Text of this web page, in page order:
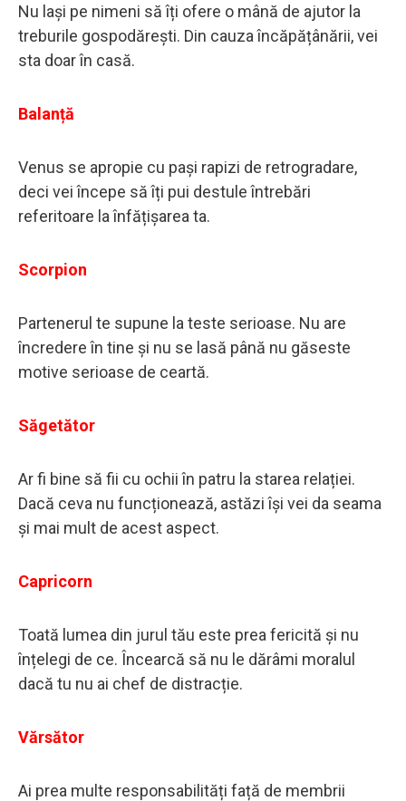
Nu lași pe nimeni să îți ofere o mână de ajutor la
treburile gospodărești. Din cauza încăpățânării, vei
sta doar în casă.
Balanță
Venus se apropie cu pași rapizi de retrogradare,
deci vei începe să îți pui destule întrebări
referitoare la înfățișarea ta.
Scorpion
Partenerul te supune la teste serioase. Nu are
încredere în tine și nu se lasă până nu găseste
motive serioase de ceartă.
Săgetător
Ar fi bine să fii cu ochii în patru la starea relației.
Dacă ceva nu funcționează, astăzi își vei da seama
și mai mult de acest aspect.
Capricorn
Toată lumea din jurul tău este prea fericită și nu
înțelegi de ce. Încearcă să nu le dărâmi moralul
dacă tu nu ai chef de distracție.
Vărsător
Ai prea multe responsabilități față de membrii